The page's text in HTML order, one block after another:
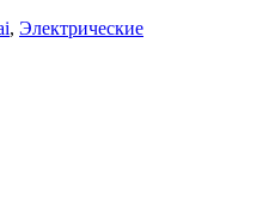
, Электрические